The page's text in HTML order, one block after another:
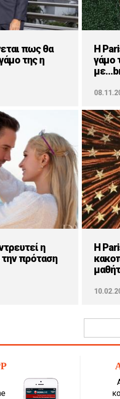
πως θα
της η
H
γάμο
η
πρόταση
H